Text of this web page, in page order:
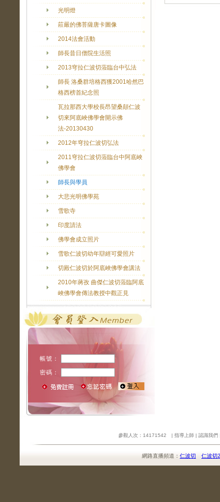
光明燈
莊嚴的佛菩薩唐卡圖像
2014法會活動
師長昔日僧院生活照
2013穹拉仁波切蒞臨台中弘法
師長 洛桑群培格西獲2001哈然巴
格西榜首紀念照
瓦拉那西大學校長昂望桑顛仁波
切來阿底峽佛學會開示佛
法-20130430
2012年穹拉仁波切弘法
2011穹拉仁波切蒞臨台中阿底峽
佛學會
師長與學員
大悲光明佛學苑
雪歌寺
印度請法
佛學會成立照片
雪歌仁波切幼年辯經可愛照片
切殿仁波切於阿底峽佛學會講法
2010年蔣孜 曲傑仁波切蒞臨阿底
峽佛學會傳法教授中觀正見
帳號：
密碼：
參觀人次：14171542 | 指導上師 | 認識我們
網路直播頻道： 仁波切 仁波切2